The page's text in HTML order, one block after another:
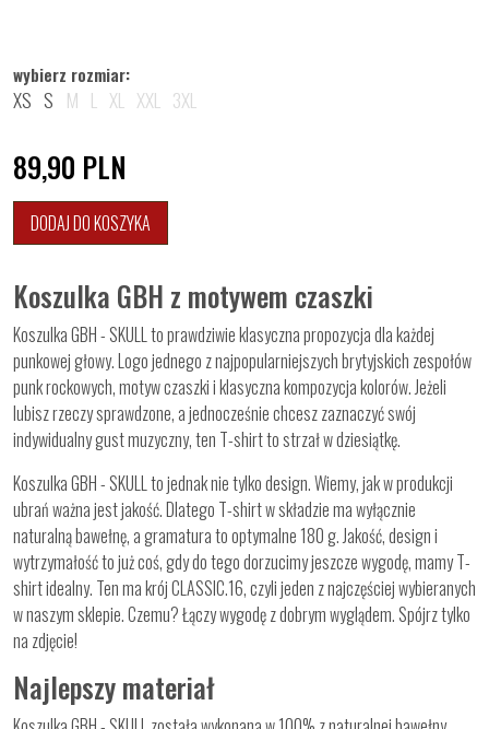
wybierz rozmiar:
XS S M L XL XXL 3XL
89,90 PLN
DODAJ DO KOSZYKA
Koszulka GBH z motywem czaszki
Koszulka GBH - SKULL to prawdziwie klasyczna propozycja dla każdej
punkowej głowy. Logo jednego z najpopularniejszych brytyjskich zespołów
punk rockowych, motyw czaszki i klasyczna kompozycja kolorów. Jeżeli
lubisz rzeczy sprawdzone, a jednocześnie chcesz zaznaczyć swój
indywidualny gust muzyczny, ten T-shirt to strzał w dziesiątkę.
Koszulka GBH - SKULL to jednak nie tylko design. Wiemy, jak w produkcji
ubrań ważna jest jakość. Dlatego T-shirt w składzie ma wyłącznie
naturalną bawełnę, a gramatura to optymalne 180 g. Jakość, design i
wytrzymałość to już coś, gdy do tego dorzucimy jeszcze wygodę, mamy T-
shirt idealny. Ten ma krój CLASSIC.16, czyli jeden z najczęściej wybieranych
w naszym sklepie. Czemu? Łączy wygodę z dobrym wyglądem. Spójrz tylko
na zdjęcie!
Najlepszy materiał